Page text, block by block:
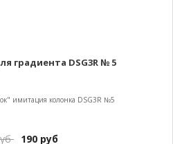
градиента DSG3R № 5
имитация колонка DSG3R №5
190 руб